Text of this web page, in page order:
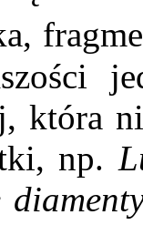
która
np.